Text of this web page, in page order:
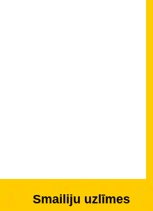
Smailiju uzlīmes